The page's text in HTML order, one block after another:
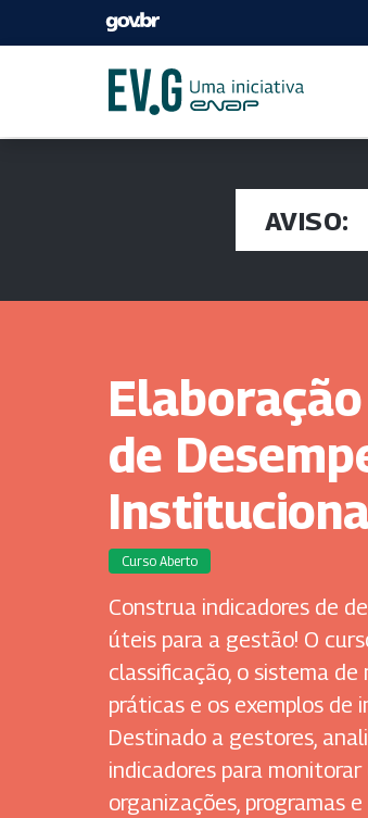
AVISO:
de
Curso Aberto
Construa indicadores de
úteis para a gestão! O
classificação, o sistema de
práticas e os exemplos de
Destinado a gestores,
indicadores para
organizações, programas